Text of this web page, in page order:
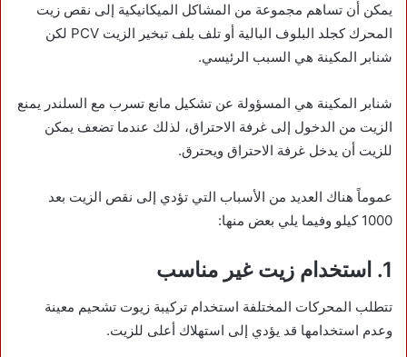
يمكن أن تساهم مجموعة من المشاكل الميكانيكية إلى نقص زيت
المحرك كجلد البلوف البالية أو تلف بلف تبخير الزيت PCV لكن
شنابر المكينة هي السبب الرئيسي.
شنابر المكينة هي المسؤولة عن تشكيل مانع تسرب مع السلندر يمنع
الزيت من الدخول إلى غرفة الاحتراق، لذلك عندما تضعف يمكن
للزيت أن يدخل غرفة الاحتراق ويحترق.
عموماً هناك العديد من الأسباب التي تؤدي إلى نقص الزيت بعد
1000 كيلو وفيما يلي بعض منها:
1. استخدام زيت غير مناسب
تتطلب المحركات المختلفة استخدام تركيبة زيوت تشحيم معينة
وعدم استخدامها قد يؤدي إلى استهلاك أعلى للزيت.